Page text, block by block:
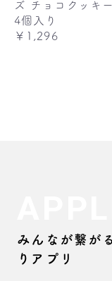
ズ チョコクッキ
4個入り
￥1,296
みんなが繋が
りアプリ